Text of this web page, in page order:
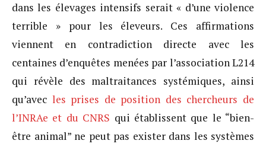
dans les élevages intensifs serait « d’une violence
terrible » pour les éleveurs. Ces affirmations
viennent en contradiction directe avec les
centaines d’enquêtes menées par l’association L214
qui révèle des maltraitances systémiques, ainsi
qu’avec les prises de position des chercheurs de
l’INRAe et du CNRS qui établissent que le “bien-
être animal” ne peut pas exister dans les systèmes